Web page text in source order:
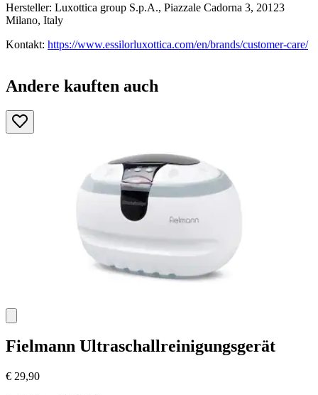
Hersteller: Luxottica group S.p.A., Piazzale Cadorna 3, 20123
Milano, Italy
Kontakt: https://www.essilorluxottica.com/en/brands/customer-care/
Andere kauften auch
Fielmann Ultraschallreinigungsgerät
€ 29,90